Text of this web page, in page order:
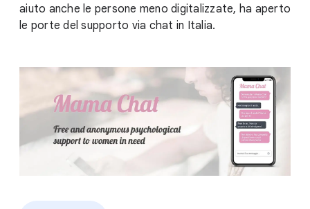
aiuto anche le persone meno digitalizzate, ha aperto
le porte del supporto via chat in Italia.